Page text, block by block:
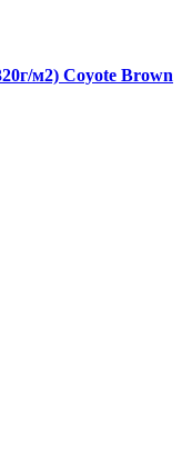
м2) Coyote Brown